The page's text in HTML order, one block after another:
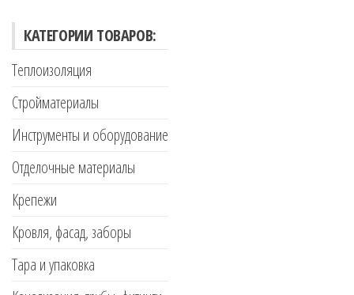
КАТЕГОРИИ ТОВАРОВ:
Теплоизоляция
Стройматериалы
Инструменты и оборудование
Отделочные материалы
Крепежи
Кровля, фасад, заборы
Тара и упаковка